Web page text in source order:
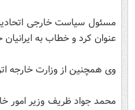
عنوان کرد و خطاب به
وی همچنین از وزارت خارجه
محمد جواد ظریف وزیر امور